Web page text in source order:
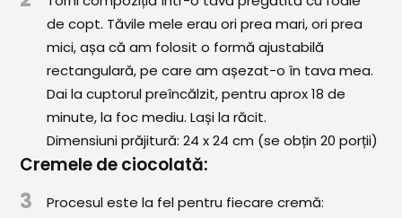
de copt. Tăvile mele erau ori prea mari, ori prea
mici, așa că am folosit o formă ajustabilă
rectangulară, pe care am așezat-o în tava mea.
Dai la cuptorul preîncălzit, pentru aprox 18 de
minute, la foc mediu. Lași la răcit.
Dimensiuni prăjitură: 24 x 24 cm (se obțin 20 porții)
Cremele de ciocolată:
3
Procesul este la fel pentru fiecare cremă: